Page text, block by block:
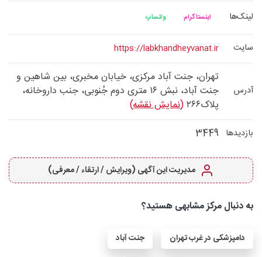
لینک‌ها واتساپ اینستاگرام
سایت https://labkhandheyvanat.ir
آدرس
تهران، جنت آباد مرکزی، خیابان مخبری، بین شاهین و
جنت آباد، نبش ۱۶ متری دوم جُنوبی، جنب داروخانه،
پلاک۲۶۶
(نمایش نقشه)
بازدیدها 3449
مدیریت این آگهی (ویرایش / ارتقاء / معرفی)
به دنبال مرکز مشابهی هستید؟
دامپزشکی در غرب تهران جنت آباد